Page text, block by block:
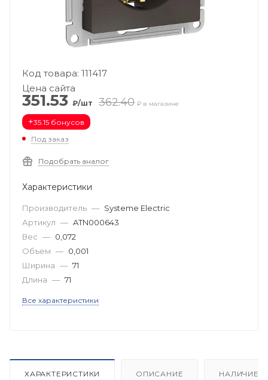
Код товара: 111417
Цена сайта
351.53 ₽/шт 362.40 ₽ в магазине
+35.15 бонусов
Под заказ
Подобрать аналог
Характеристики
Производитель — Systeme Electric
Артикул — ATN000643
Вес — 0,072
Объем — 0,001
Ширина — 71
Длина — 71
Все характеристики
ХАРАКТЕРИСТИКИ ОПИСАНИЕ НАЛИЧИЕ